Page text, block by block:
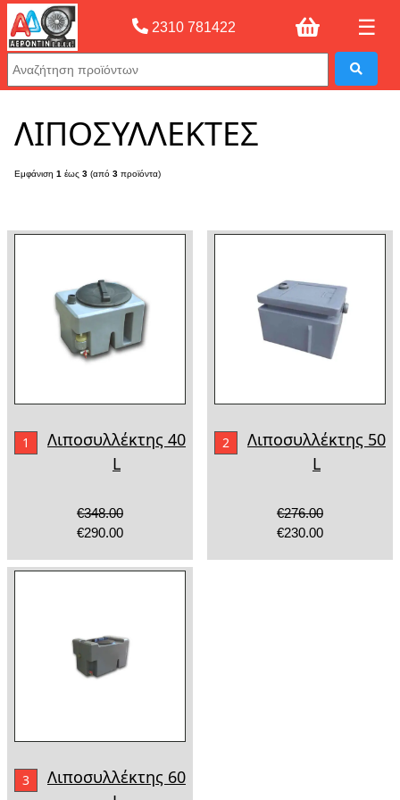
Αρχική σελίδας»ΛΙΠΟΣΥΛΛΕΚΤΕΣ
2310 781422 ☰
ΛΙΠΟΣΥΛΛΕΚΤΕΣ
Εμφάνιση 1 έως 3 (από 3 προϊόντα)
1
Λιποσυλλέκτης 40
L
€348.00
€290.00
2
Λιποσυλλέκτης 50
L
€276.00
€230.00
3
Λιποσυλλέκτης 60